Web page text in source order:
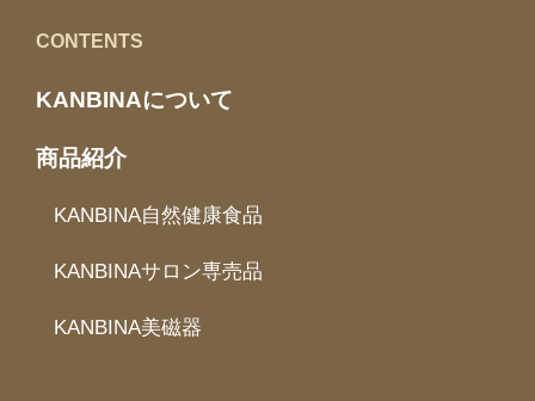
CONTENTS
KANBINAについて
商品紹介
KANBINA自然健康食品
KANBINAサロン専売品
KANBINA美磁器